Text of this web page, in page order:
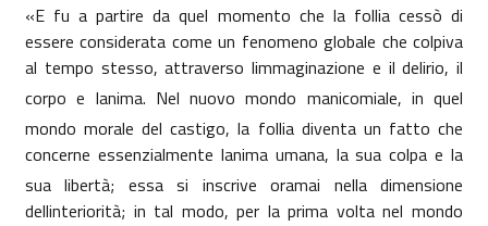
«E fu a partire da quel momento che la follia cessò di
essere considerata come un fenomeno globale che colpiva
al tempo stesso, attraverso limmaginazione e il delirio, il
corpo e lanima. Nel nuovo mondo manicomiale, in quel
mondo morale del castigo, la follia diventa un fatto che
concerne essenzialmente lanima umana, la sua colpa e la
sua libertà; essa si inscrive oramai nella dimensione
dellinteriorità; in tal modo, per la prima volta nel mondo